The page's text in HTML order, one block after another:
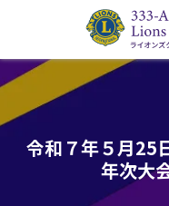
ライオンズクラブ国際協会333-A
令和７年５月
年次大